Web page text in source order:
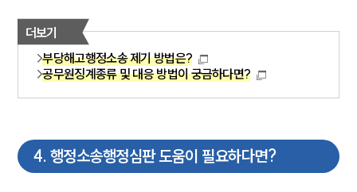
그룹소개
그룹소개
대륜의 강점
오시는 길
통합검색
AI대륜
더보기
부당해고행정소송 제기 방법은?
공무원징계종류 및 대응 방법이 궁금하다면?
4. 행정소송행정심판 도움이 필요하다면?